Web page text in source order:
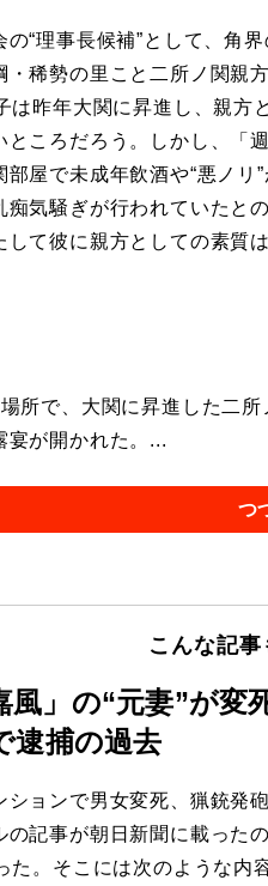
“理事長候補”として、角界
・稀勢の里こと二所ノ関親方
は昨年大関に昇進し、親方
ところだろう。しかし、「
屋で未成年飲酒や“悪ノリ
痴気騒ぎが行われていたと
して彼に親方としての素質
所で、大関に昇進した二
宴が開かれた。...
つ
こんな記
風」の“元妻”が
逮捕の過去
ションで男女変死、猟銃発砲
の記事が朝日新聞に載った
た。そこには次のような内